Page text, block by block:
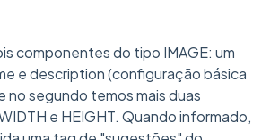
componentes do tipo IMAGE: um
e description (configuração básica
no segundo temos mais duas
e HEIGHT. Quando informado,